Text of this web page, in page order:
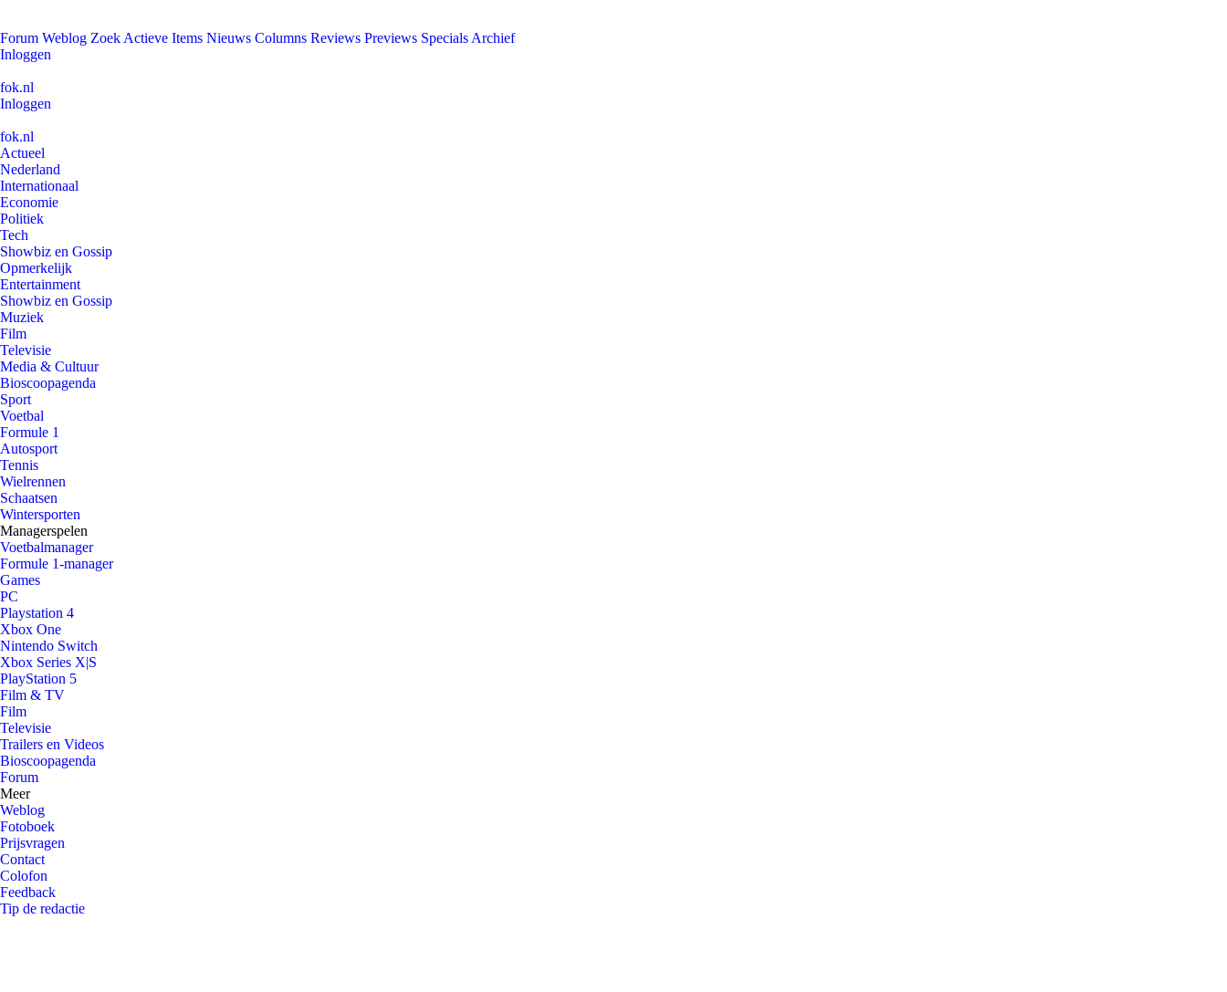
Forum Weblog Zoek Actieve Items Nieuws Columns Reviews Previews Specials Archief
Inloggen
fok.nl
Inloggen
fok.nl
Actueel
Nederland
Internationaal
Economie
Politiek
Tech
Showbiz en Gossip
Opmerkelijk
Entertainment
Showbiz en Gossip
Muziek
Film
Televisie
Media & Cultuur
Bioscoopagenda
Sport
Voetbal
Formule 1
Autosport
Tennis
Wielrennen
Schaatsen
Wintersporten
Managerspelen
Voetbalmanager
Formule 1-manager
Games
PC
Playstation 4
Xbox One
Nintendo Switch
Xbox Series X|S
PlayStation 5
Film & TV
Film
Televisie
Trailers en Videos
Bioscoopagenda
Forum
Meer
Weblog
Fotoboek
Prijsvragen
Contact
Colofon
Feedback
Tip de redactie